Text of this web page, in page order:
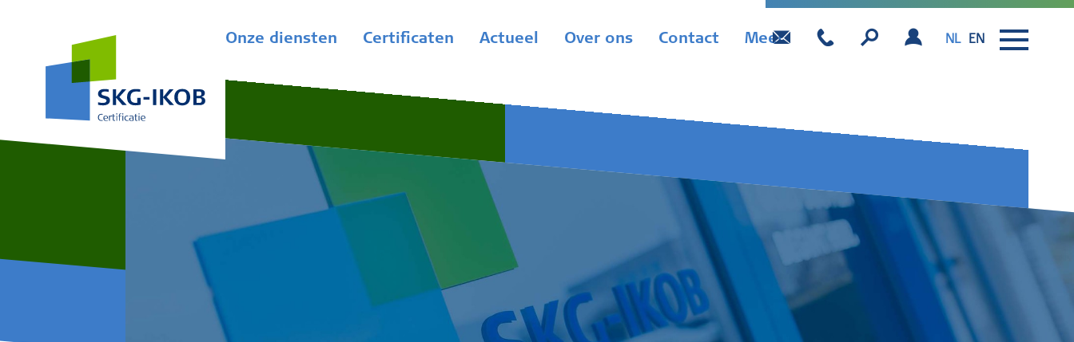
Onze diensten Certificaten Actueel Over ons Contact Meer NL EN